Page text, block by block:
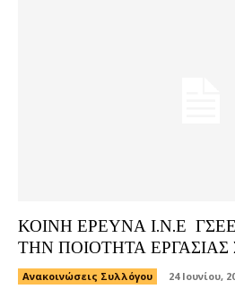
ΚΟΙΝΗ ΕΡΕΥΝΑ Ι.Ν.Ε
ΤΗΝ ΠΟΙΟΤΗΤΑ ΕΡΓΑΣΙΑΣ
Ανακοινώσεις Συλλόγου 24 Ιουνίου,